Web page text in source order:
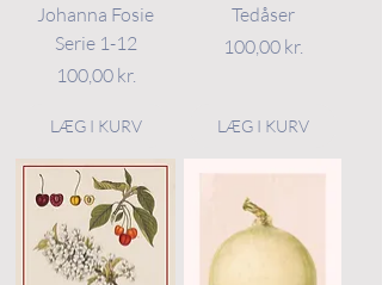
Johanna Fosie
Serie 1-12
Pris
100,00 kr.
LÆG I KURV
Tedåser
Pris
100,00 kr.
LÆG I KURV